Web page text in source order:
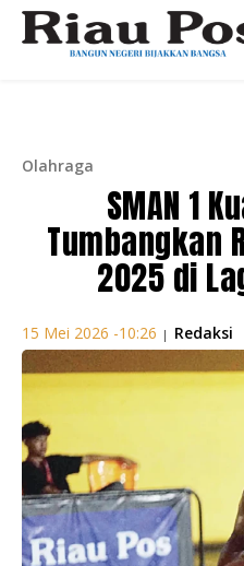
Olahraga
SMAN 1
Tumbangkan
2025 di
15 Mei 2026 -10:26 | Redaksi